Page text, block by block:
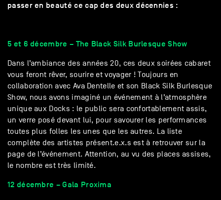
passer en beauté ce cap des deux décennies :
5 et 6 décembre – The Black Silk Burlesque Show
Dans l’ambiance des années 20, ces deux soirées cabaret
vous feront rêver, sourire et voyager ! Toujours en
collaboration avec Ava Dentelle et son Black Silk Burlesque
Show, nous avons imaginé un événement à l’atmosphère
unique aux Docks : le public sera confortablement assis,
un verre posé devant lui, pour savourer les performances
toutes plus folles les unes que les autres. La liste
complète des artistes présent.e.x.s est à retrouver sur la
page de l’événement. Attention, au vu des places assises,
le nombre est très limité.
12 décembre – Gala Proxima